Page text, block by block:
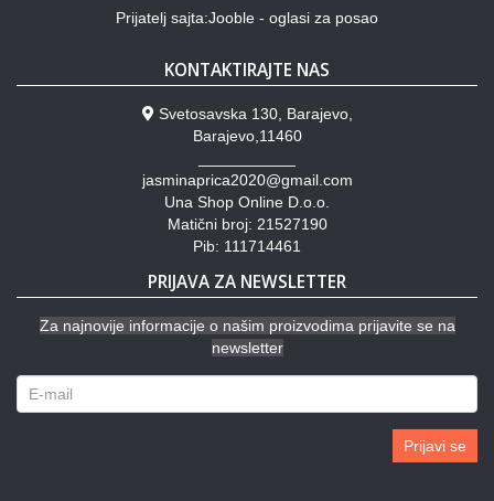
Prijatelj sajta:Jooble - oglasi za posao
KONTAKTIRAJTE NAS
Svetosavska 130, Barajevo,
Barajevo,11460
jasminaprica2020@gmail.com
Una Shop Online D.o.o.
Matični broj: 21527190
Pib: 111714461
PRIJAVA ZA NEWSLETTER
Za najnovije informacije o našim proizvodima prijavite se na
newsletter
Prijavi se